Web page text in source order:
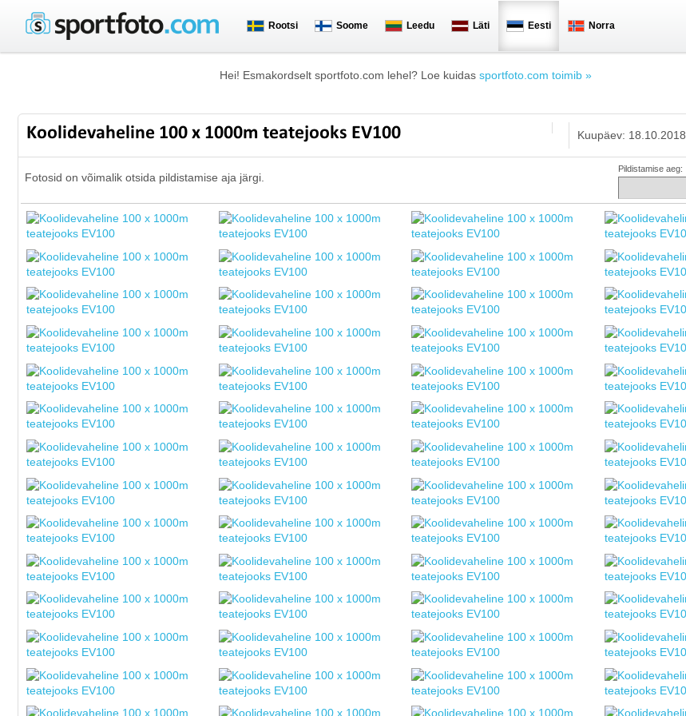
Rootsi Soome Leedu Läti Eesti Norra
Hei! Esmakordselt sportfoto.com lehel? Loe kuidas sportfoto.com toimib »
Koolidevaheline 100 x 1000m teatejooks EV100 Kuupäev: 18.10.2018
Fotosid on võimalik otsida pildistamise aja järgi.
Pildistamise aeg: